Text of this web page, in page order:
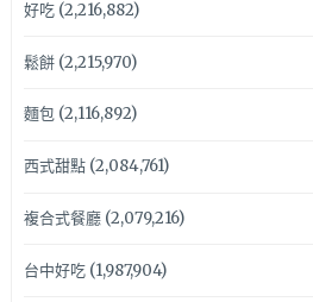
好吃(2,216,882)
鬆餅(2,215,970)
麵包(2,116,892)
西式甜點(2,084,761)
複合式餐廳(2,079,216)
台中好吃(1,987,904)